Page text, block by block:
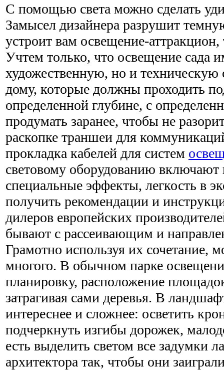
С помощью света можно сделать
Замысел дизайнера разрушит
устроит вам освещение-аттракцион,
Учтем только, что освещение сада
художественную, но и техническую
дому, которые должны проходить
определенной глубине, с
продумать заранее, чтобы не
раскопке траншеи для
прокладка кабелей для систем
световому оборудованию включают
специальные эффекты, легкость в
получить рекомендации и
дилеров европейских
бывают с рассеивающим и
Грамотно используя их сочетание,
многого. В обычном парке
планировку, расположение
затрагивая сами деревья. В
интереснее и сложнее: осветить
подчеркнуть изгибы дорожек,
есть выделить светом все задумки
архитектора так, чтобы они